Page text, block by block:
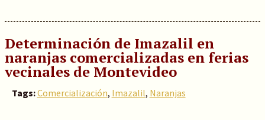
Determinación de Imazalil en
naranjas comercializadas en ferias
vecinales de Montevideo
Tags:Comercialización, Imazalil, Naranjas